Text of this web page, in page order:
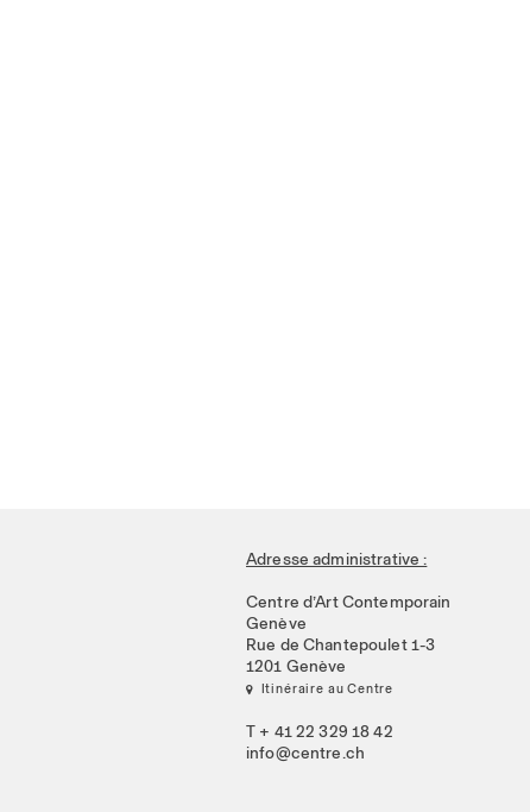
Adresse administrative :
Centre d’Art Contemporain
Genève
Rue de Chantepoulet 1-3
1201 Genève
 Itinéraire au Centre
T + 41 22 329 18 42
info@centre.ch